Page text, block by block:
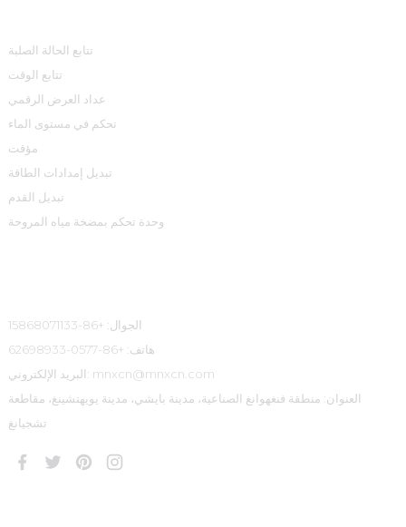
تتابع الحالة الصلبة
تتابع الوقت
عداد العرض الرقمي
تحكم في مستوى الماء
مؤقت
تبديل إمدادات الطاقة
تبديل القدم
وحدة تحكم بمضخة مياه المروحة
الجوال: +86-15868071133
هاتف: +86-0577-62698933
البريد الإلكتروني: mnxcn@mnxcn.com
العنوان: منطقة فنغهوانغ الصناعية، مدينة بايشي، مدينة يويهتشينغ، مقاطعة
تشجيانغ